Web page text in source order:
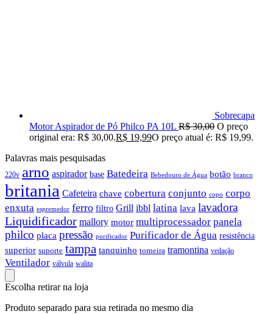
Sobrecapa
Motor Aspirador de Pó Philco PA 10L R$30,00 O preço
original era: R$ 30,00.R$ 19,99O preço atual é: R$ 19,99.
Palavras mais pesquisadas
220v arno aspirador base Batedeira Bebedouro de Água botão branco
britania Cafeteira chave cobertura conjunto copo corpo
enxuta espremedor ferro filtro Grill ibbl latina lava lavadora
Liquidificador mallory motor multiprocessador panela
philco placa pressão purificador Purificador de Água resistência
superior suporte tampa tanquinho torneira tramontina vedação
Ventilador válvula walita
Escolha retirar na loja
Produto separado para sua retirada no mesmo dia